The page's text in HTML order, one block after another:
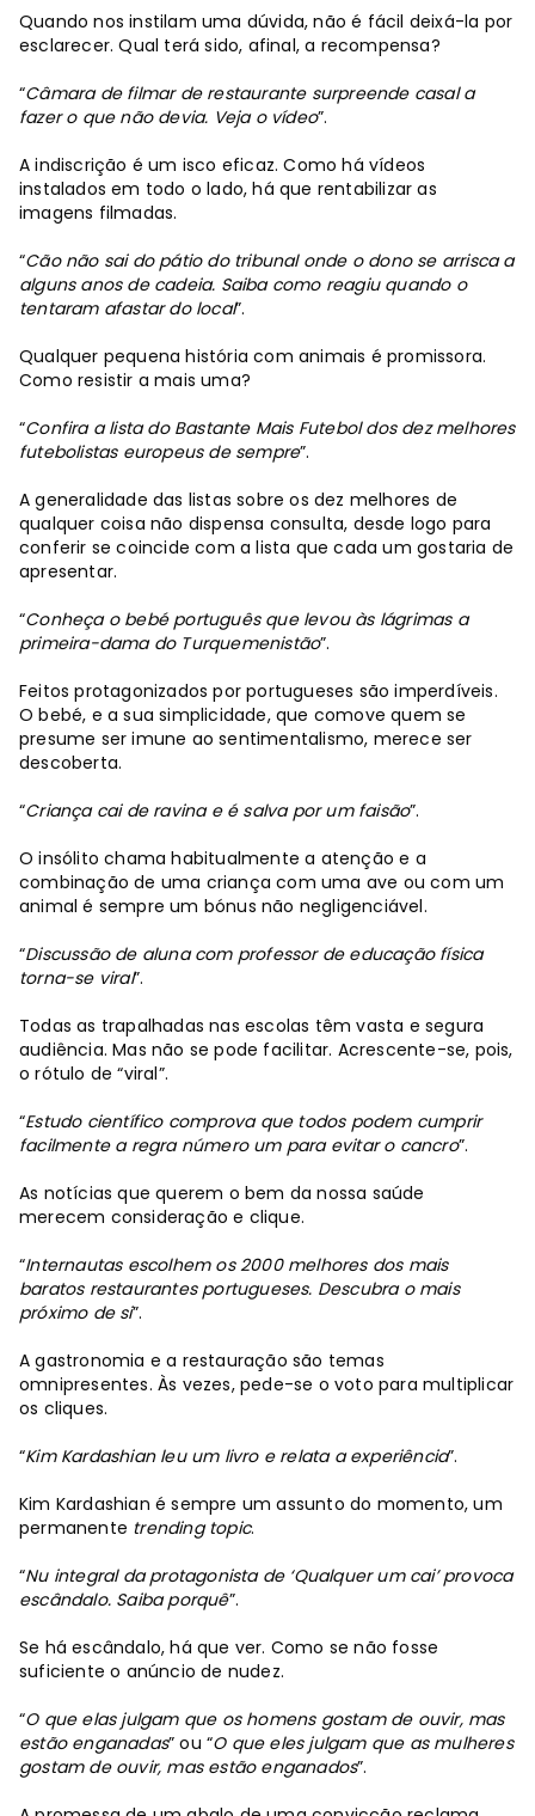
Quando nos instilam uma dúvida, não é fácil deixá-la por
esclarecer. Qual terá sido, afinal, a recompensa?
“Câmara de filmar de restaurante surpreende casal a
fazer o que não devia. Veja o vídeo”.
A indiscrição é um isco eficaz. Como há vídeos
instalados em todo o lado, há que rentabilizar as
imagens filmadas.
“Cão não sai do pátio do tribunal onde o dono se arrisca a
alguns anos de cadeia. Saiba como reagiu quando o
tentaram afastar do local”.
Qualquer pequena história com animais é promissora.
Como resistir a mais uma?
“Confira a lista do Bastante Mais Futebol dos dez melhores
futebolistas europeus de sempre”.
A generalidade das listas sobre os dez melhores de
qualquer coisa não dispensa consulta, desde logo para
conferir se coincide com a lista que cada um gostaria de
apresentar.
“Conheça o bebé português que levou às lágrimas a
primeira-dama do Turquemenistão”.
Feitos protagonizados por portugueses são imperdíveis.
O bebé, e a sua simplicidade, que comove quem se
presume ser imune ao sentimentalismo, merece ser
descoberta.
“Criança cai de ravina e é salva por um faisão”.
O insólito chama habitualmente a atenção e a
combinação de uma criança com uma ave ou com um
animal é sempre um bónus não negligenciável.
“Discussão de aluna com professor de educação física
torna-se viral”.
Todas as trapalhadas nas escolas têm vasta e segura
audiência. Mas não se pode facilitar. Acrescente-se, pois,
o rótulo de “viral”.
“Estudo científico comprova que todos podem cumprir
facilmente a regra número um para evitar o cancro”.
As notícias que querem o bem da nossa saúde
merecem consideração e clique.
“Internautas escolhem os 2000 melhores dos mais
baratos restaurantes portugueses. Descubra o mais
próximo de si”.
A gastronomia e a restauração são temas
omnipresentes. Às vezes, pede-se o voto para multiplicar
os cliques.
“Kim Kardashian leu um livro e relata a experiência”.
Kim Kardashian é sempre um assunto do momento, um
permanente trending topic.
“Nu integral da protagonista de ‘Qualquer um cai’ provoca
escândalo. Saiba porquê”.
Se há escândalo, há que ver. Como se não fosse
suficiente o anúncio de nudez.
“O que elas julgam que os homens gostam de ouvir, mas
estão enganadas” ou “O que eles julgam que as mulheres
gostam de ouvir, mas estão enganados”.